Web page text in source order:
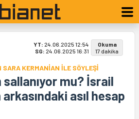
YT: 24.06.2025 12:54
SG: 24.06.2025 16:31
Okuma
17 dakika
KERMANİAN İLE SÖYLEŞİ
sallanıyor mu? İsrail
arkasındaki asıl hesap